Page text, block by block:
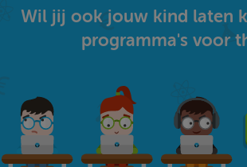
Wil jij ook jouw kind laten
programma's voor